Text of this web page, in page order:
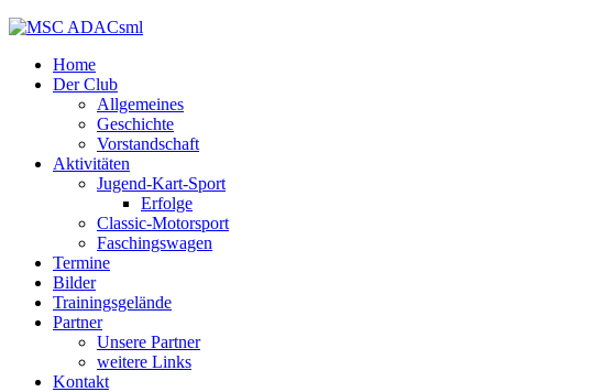
Home
Der Club
Allgemeines
Geschichte
Vorstandschaft
Aktivitäten
Jugend-Kart-Sport
Erfolge
Classic-Motorsport
Faschingswagen
Termine
Bilder
Trainingsgelände
Partner
Unsere Partner
weitere Links
Kontakt